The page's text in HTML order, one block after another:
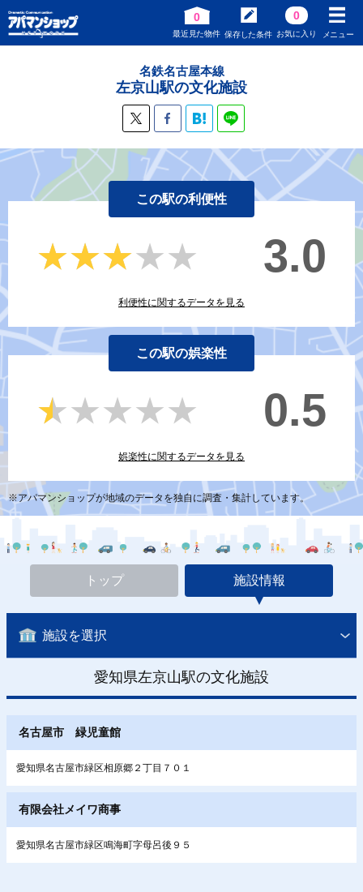
0
最近見た物件 保存した条件
0
お気に入り メニュー
名鉄名古屋本線
左京山駅の文化施設
この駅の利便性
★★★★★
★★★★★ 3.0
利便性に関するデータを見る
この駅の娯楽性
★★★★★
★★★★★ 0.5
娯楽性に関するデータを見る
※アパマンショップが地域のデータを独自に調査・集計しています。
トップ 施設情報
施設を選択
愛知県左京山駅の文化施設
名古屋市 緑児童館
愛知県名古屋市緑区相原郷２丁目７０１
有限会社メイワ商事
愛知県名古屋市緑区鳴海町字母呂後９５